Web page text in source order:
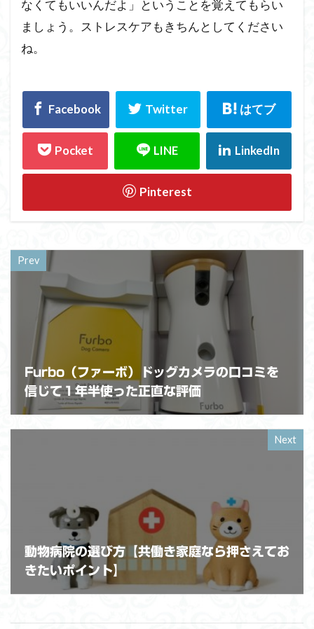
なくてもいいんだよ」ということを覚えてもらい
ましょう。ストレスケアもきちんとしてください
ね。
Prev
Furbo（ファーボ）ドッグカメラの口コミを
信じて１年半使った正直な評価
Next
動物病院の選び方【共働き家庭なら押さえてお
きたいポイント】